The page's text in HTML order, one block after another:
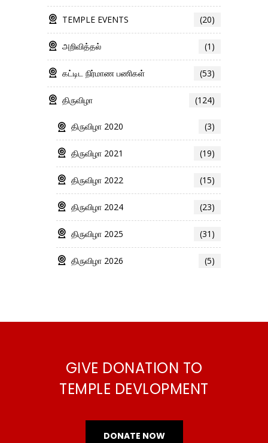
TEMPLE EVENTS (20)
அறிவித்தல் (1)
கட்டிட நிர்மாண பணிகள் (53)
திருவிழா (124)
திருவிழா 2020 (3)
திருவிழா 2021 (19)
திருவிழா 2022 (15)
திருவிழா 2024 (23)
திருவிழா 2025 (31)
திருவிழா 2026 (5)
GIVE DONATION TO
TEMPLE DEVLOPMENT
DONATE NOW